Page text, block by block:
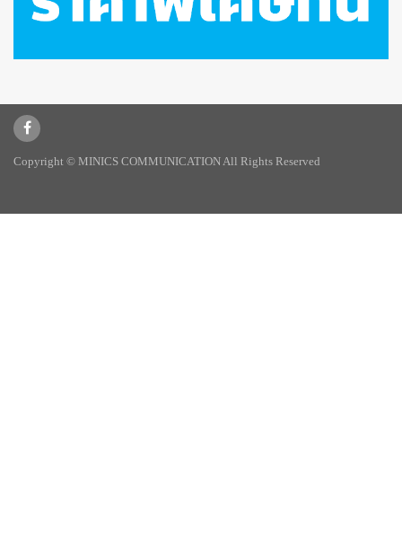
Copyright © MINICS COMMUNICATION All Rights Reserved